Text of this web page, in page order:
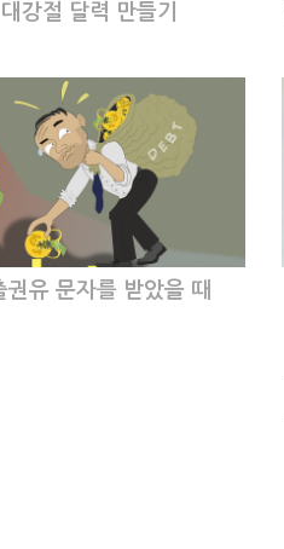
대강절 달력 만들기
권유 문자를 받았을 때